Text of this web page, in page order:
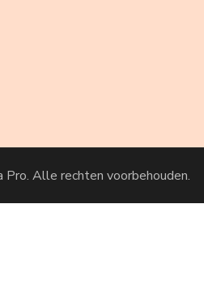
Alle rechten voorbehouden.